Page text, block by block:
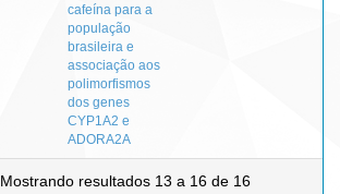
cafeína para a
população
brasileira e
associação aos
polimorfismos
dos genes
CYP1A2 e
ADORA2A
Mostrando resultados 13 a 16 de 16